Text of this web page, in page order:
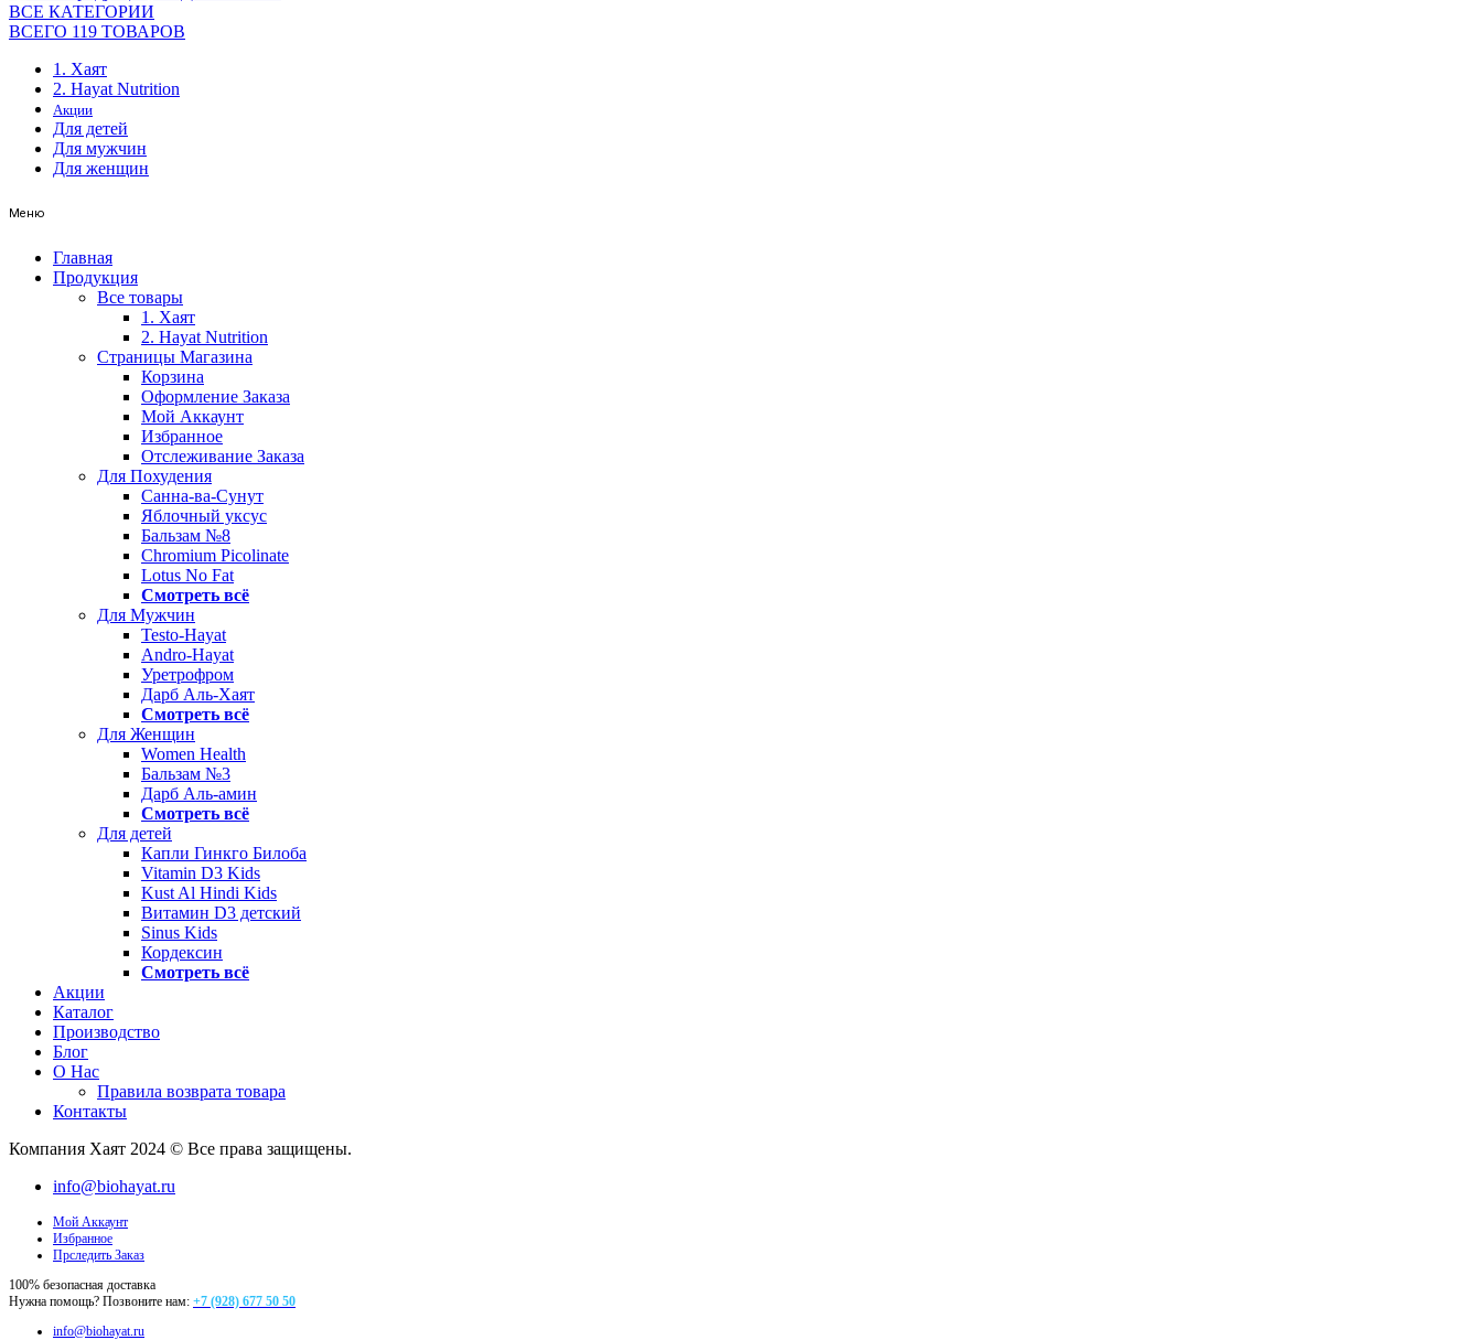
ВСЕ КАТЕГОРИИ
ВСЕГО 119 ТОВАРОВ
1. Хаят
2. Hayat Nutrition
Акции
Для детей
Для мужчин
Для женщин
Меню
Главная
Продукция
Все товары
1. Хаят
2. Hayat Nutrition
Страницы Магазина
Корзина
Оформление Заказа
Мой Аккаунт
Избранное
Отслеживание Заказа
Для Похудения
Санна-ва-Сунут
Яблочный уксус
Бальзам №8
Chromium Picolinate
Lotus No Fat
Смотреть всё
Для Мужчин
Testo-Hayat
Andro-Hayat
Уретрофром
Дарб Аль-Хаят
Смотреть всё
Для Женщин
Women Health
Бальзам №3
Дарб Аль-амин
Смотреть всё
Для детей
Капли Гинкго Билоба
Vitamin D3 Kids
Kust Al Hindi Kids
Витамин D3 детский
Sinus Kids
Кордексин
Смотреть всё
Акции
Каталог
Производство
Блог
О Нас
Правила возврата товара
Контакты
Компания Хаят 2024 © Все права защищены.
info@biohayat.ru
Мой Аккаунт
Избранное
Прследить Заказ
100% безопасная доставка
Нужна помощь? Позвоните нам: +7 (928) 677 50 50
info@biohayat.ru